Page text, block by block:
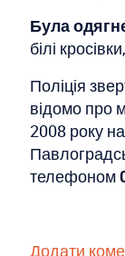
Була
білі
Поліція
відомо про
2008 року
телефоном
Додати